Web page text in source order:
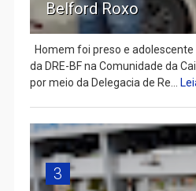
Belford Roxo
Homem foi preso e
da DRE-BF na Comunidade da
por meio da Delegacia de Re...
3